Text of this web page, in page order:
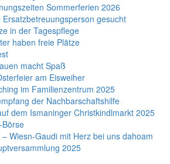
Sommerferien 2026
Ersatzbetreuungsperson gesucht
in der Tagespflege
haben freie Plätze
macht Spaß
am Eisweiher
im Familienzentrum 2025
der Nachbarschaftshilfe
dem Ismaninger Christkindlmarkt 2025
Börse
– Wiesn-Gaudi mit Herz bei uns dahoam
2025